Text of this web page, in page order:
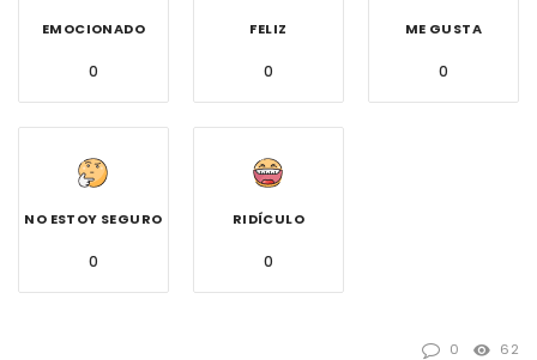
EMOCIONADO
0
FELIZ
0
ME GUSTA
0
NO ESTOY SEGURO
0
RIDÍCULO
0
0 62